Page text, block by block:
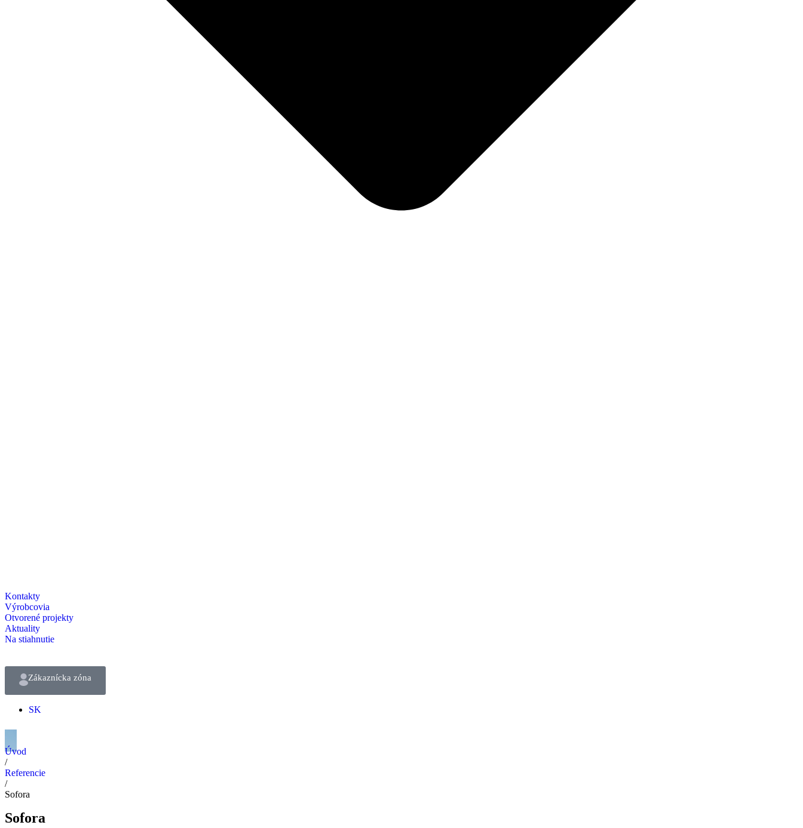
Kontakty
Výrobcovia
Otvorené projekty
Aktuality
Na stiahnutie
Zákaznícka zóna
SK
Úvod
/
Referencie
/
Sofora
Sofora